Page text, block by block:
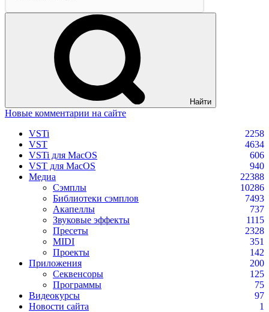
Найти
Новые комментарии на сайте
VSTi
2258
VST
4634
VSTi для MacOS
606
VST для MacOS
940
Медиа
22388
Сэмплы
10286
Библиотеки сэмплов
7493
Акапеллы
737
Звуковые эффекты
1115
Пресеты
2328
MIDI
351
Проекты
142
Приложения
200
Секвенсоры
125
Программы
75
Видеокурсы
97
Новости сайта
1